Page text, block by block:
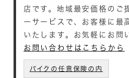
店です。地域最安価格のご
ーサービスで、お客様に最
いたします。お気軽にお問
お問い合わせはこちらから
バイクの任意保険の内